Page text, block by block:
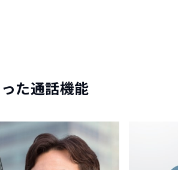
た通話機能